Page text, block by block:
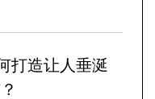
打造让人垂涎